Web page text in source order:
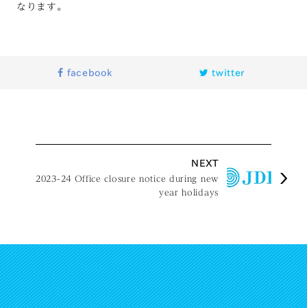
なります。
facebook twitter
NEXT
2023-24 Office closure notice during new
year holidays